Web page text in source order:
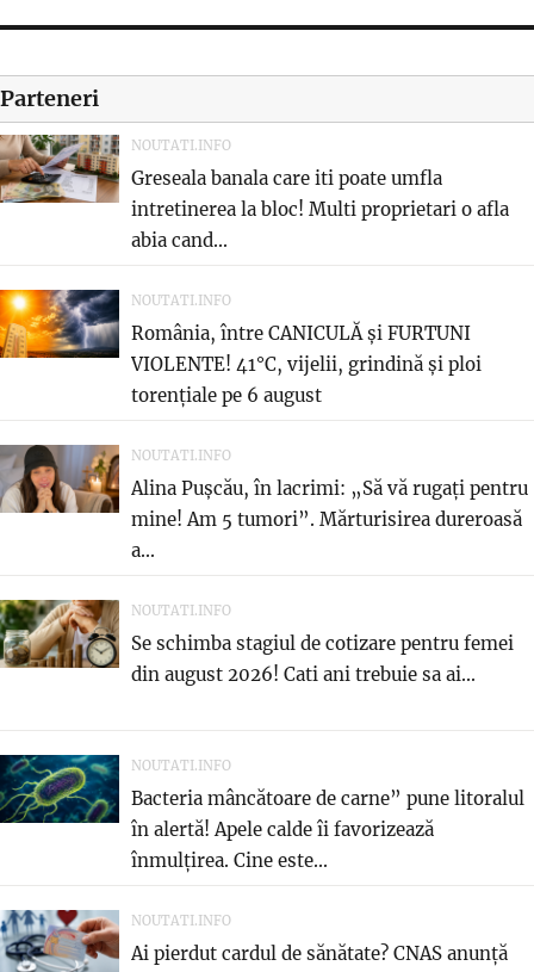
Parteneri
NOUTATI.INFO
Greseala banala care iti poate umfla
intretinerea la bloc! Multi proprietari o afla
abia cand...
NOUTATI.INFO
România, între CANICULĂ și FURTUNI
VIOLENTE! 41°C, vijelii, grindină și ploi
torențiale pe 6 august
NOUTATI.INFO
Alina Pușcău, în lacrimi: „Să vă rugați pentru
mine! Am 5 tumori”. Mărturisirea dureroasă
a...
NOUTATI.INFO
Se schimba stagiul de cotizare pentru femei
din august 2026! Cati ani trebuie sa ai...
NOUTATI.INFO
Bacteria mâncătoare de carne” pune litoralul
în alertă! Apele calde îi favorizează
înmulțirea. Cine este...
NOUTATI.INFO
Ai pierdut cardul de sănătate? CNAS anunță